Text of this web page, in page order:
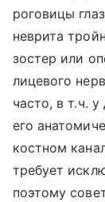
роговицы
неврита
зостер или
лицевого
часто, в т.ч.
его
костном
требует
поэтому